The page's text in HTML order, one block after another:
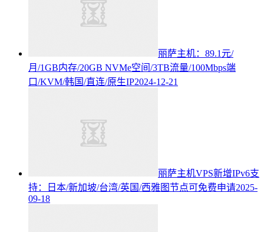
丽萨主机：89.1元/
月/1GB内存/20GB NVMe空间/3TB流量/100Mbps端
口/KVM/韩国/直连/原生IP2024-12-21
丽萨主机VPS新增IPv6支
持：日本/新加坡/台湾/英国/西雅图节点可免费申请2025-
09-18